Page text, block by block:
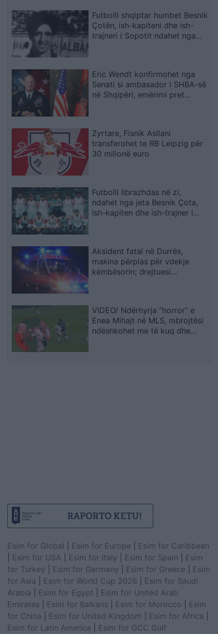
Futbolli shqiptar humbet Besnik
Çotën, ish-kapiteni dhe ish-
trajneri i Sopotit ndahet nga
Eric Wendt konfirmohet nga
Senati si ambasador i SHBA-së
në Shqipëri, emërimi pret
Zyrtare, Fisnik Asllani
transferohet te RB Leipzig për
30 milionë euro
Futbolli librazhdas në zi,
ndahet nga jeta Besnik Çota,
ish-kapiten dhe ish-trajner i
Aksident fatal në Durrës,
makina përplas për vdekje
këmbësorin; drejtuesi
VIDEO/ Ndërhyrja “horror” e
Enea Mihajt në MLS, mbrojtësi
ndëshkohet me të kuq dhe
Esim for Global Esim for Europe
Esim for Caribbean
Esim for USA Esim for Italy Esim for Spain
Esim
for Turkey
Esim for Germany Esim for Greece
Esim
for Asia
Esim for World Cup 2026
Esim for Saudi
Arabia
Esim for Egypt
Esim for United Arab
Emirates
Esim for Balkans Esim for Morocco
Esim
for China
Esim for United Kingdom Esim for Africa
Esim for Latin America
Esim for GCC Gulf